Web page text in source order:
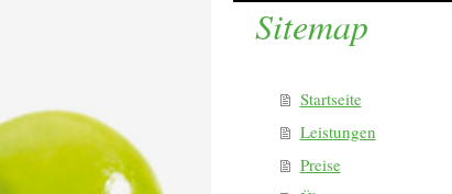
Sitemap
Startseite
Leistungen
Preise